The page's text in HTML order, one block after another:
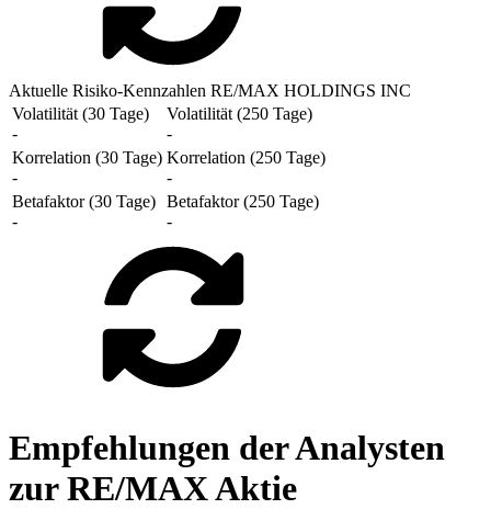
Aktuelle Risiko-Kennzahlen RE/MAX HOLDINGS INC
Volatilität (30 Tage)
-
Volatilität (250 Tage)
-
Korrelation (30 Tage)
-
Korrelation (250 Tage)
-
Betafaktor (30 Tage)
-
Betafaktor (250 Tage)
-
Empfehlungen der Analysten
zur RE/MAX Aktie